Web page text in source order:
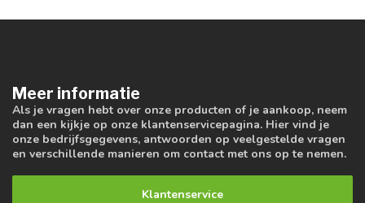
Meer informatie
Als je vragen hebt over onze producten of je aankoop, neem
dan een kijkje op onze klantenservicepagina. Hier vind je
onze bedrijfsgegevens, antwoorden op veelgestelde vragen
en verschillende manieren om contact met ons op te nemen.
Klantenservice